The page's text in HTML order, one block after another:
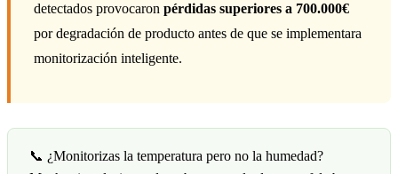
detectados provocaron pérdidas superiores a 700.000€
por degradación de producto antes de que se implementara
monitorización inteligente.
📞 ¿Monitorizas la temperatura pero no la humedad?